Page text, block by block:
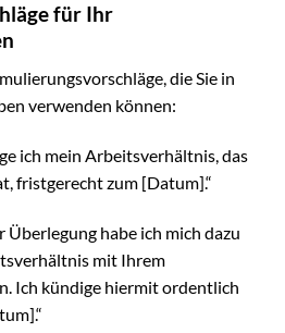
für Ihr
die Sie in
verwenden können:
ich mein Arbeitsverhältnis, das
fristgerecht zum [Datum].“
Überlegung habe ich mich dazu
mit Ihrem
Ich kündige hiermit ordentlich